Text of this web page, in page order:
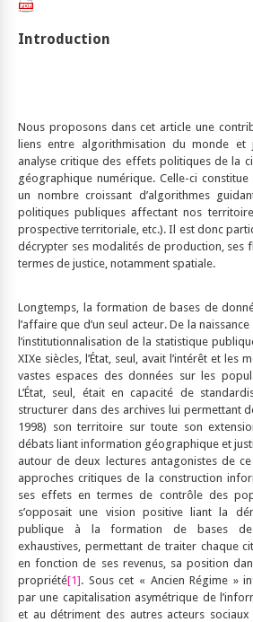
Introduction
Nous proposons dans cet article une
liens entre algorithmisation du monde et
analyse critique des effets politiques de la
géographique numérique. Celle-ci
un nombre croissant d’algorithmes
politiques publiques affectant nos
prospective territoriale, etc.). Il est donc
décrypter ses modalités de production, ses
termes de justice, notamment spatiale.
Longtemps, la formation de bases de
l’affaire que d’un seul acteur. De la
l’institutionnalisation de la statistique
XIXe siècles, l’État, seul, avait l’intérêt et les
vastes espaces des données sur les
L’État, seul, était en capacité de
structurer dans des archives lui permettant
1998) son territoire sur toute son
débats liant information géographique et
autour de deux lectures antagonistes de
approches critiques de la construction
ses effets en termes de contrôle des
s’opposait une vision positive liant la
publique à la formation de bases de
exhaustives, permettant de traiter chaque
en fonction de ses revenus, sa position
propriété[1]. Sous cet « Ancien Régime »
par une capitalisation asymétrique de
et au détriment des autres acteurs sociaux